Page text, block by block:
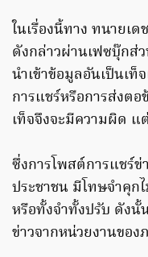
ในเรื่องนี้ทาง ทนายเ
ดังกล่าวผ่านเฟซบุ๊กส่
นำเข้าข้อมูลอันเป็นเท็
การแชร์หรือการส่งตอ
เท็จจึงจะมีความผิด แ
ซึ่งการโพสต์การแชร์
ประชาชน มีโทษจำคุก
หรือทั้งจำทั้งปรับ ดังนั้
ข่าวจากหน่วยงานของ